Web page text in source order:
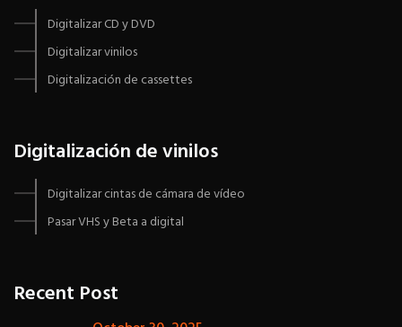
Digitalizar CD y DVD
Digitalizar vinilos
Digitalización de cassettes
Digitalización de vinilos
Digitalizar cintas de cámara de vídeo
Pasar VHS y Beta a digital
Recent Post